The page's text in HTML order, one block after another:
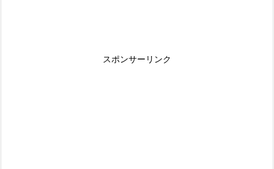
スポンサーリンク